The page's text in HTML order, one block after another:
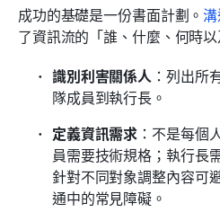
成功的基礎是一份書面計劃。
了資訊流的「誰、什麼、何時以
識別利害關係人 ：列出所
隊成員到執行長。
定義資訊需求 ：不是每個
員需要技術規格；執行長
針對不同對象調整內容可
通中的常見障礙。